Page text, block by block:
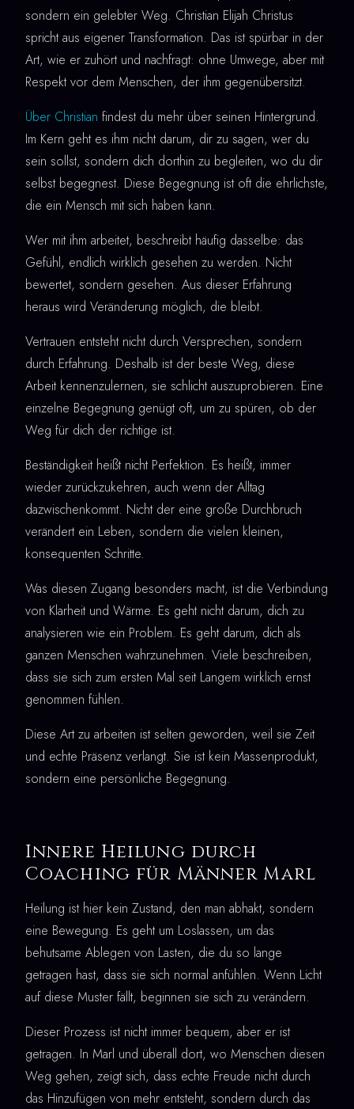
sondern ein gelebter Weg. Christian Elijah Christus
spricht aus eigener Transformation. Das ist spürbar in der
Art, wie er zuhört und nachfragt: ohne Umwege, aber mit
Respekt vor dem Menschen, der ihm gegenübersitzt.
Über Christian findest du mehr über seinen Hintergrund.
Im Kern geht es ihm nicht darum, dir zu sagen, wer du
sein sollst, sondern dich dorthin zu begleiten, wo du dir
selbst begegnest. Diese Begegnung ist oft die ehrlichste,
die ein Mensch mit sich haben kann.
Wer mit ihm arbeitet, beschreibt häufig dasselbe: das
Gefühl, endlich wirklich gesehen zu werden. Nicht
bewertet, sondern gesehen. Aus dieser Erfahrung
heraus wird Veränderung möglich, die bleibt.
Vertrauen entsteht nicht durch Versprechen, sondern
durch Erfahrung. Deshalb ist der beste Weg, diese
Arbeit kennenzulernen, sie schlicht auszuprobieren. Eine
einzelne Begegnung genügt oft, um zu spüren, ob der
Weg für dich der richtige ist.
Beständigkeit heißt nicht Perfektion. Es heißt, immer
wieder zurückzukehren, auch wenn der Alltag
dazwischenkommt. Nicht der eine große Durchbruch
verändert ein Leben, sondern die vielen kleinen,
konsequenten Schritte.
Was diesen Zugang besonders macht, ist die Verbindung
von Klarheit und Wärme. Es geht nicht darum, dich zu
analysieren wie ein Problem. Es geht darum, dich als
ganzen Menschen wahrzunehmen. Viele beschreiben,
dass sie sich zum ersten Mal seit Langem wirklich ernst
genommen fühlen.
Diese Art zu arbeiten ist selten geworden, weil sie Zeit
und echte Präsenz verlangt. Sie ist kein Massenprodukt,
sondern eine persönliche Begegnung.
Innere Heilung durch
Coaching für Männer Marl
Heilung ist hier kein Zustand, den man abhakt, sondern
eine Bewegung. Es geht um Loslassen, um das
behutsame Ablegen von Lasten, die du so lange
getragen hast, dass sie sich normal anfühlen. Wenn Licht
auf diese Muster fällt, beginnen sie sich zu verändern.
Dieser Prozess ist nicht immer bequem, aber er ist
getragen. In Marl und überall dort, wo Menschen diesen
Weg gehen, zeigt sich, dass echte Freude nicht durch
das Hinzufügen von mehr entsteht, sondern durch das